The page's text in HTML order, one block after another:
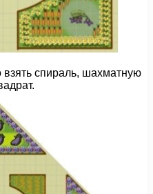
спираль, шахматную